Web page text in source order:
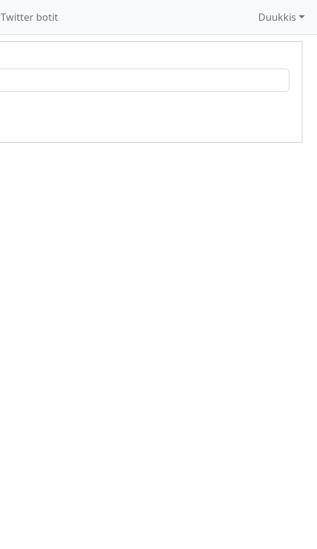
Twitter botit Duukkis